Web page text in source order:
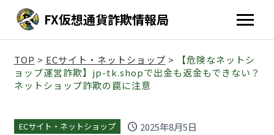
FX仮想通貨詐欺情報局
TOP > ECサイト・ネットショップ >
【危険なネットシ
ョップ運営詐欺】jp-tk.shopで出金も返金もできない？
ネットショップ詐欺の罠に注意
ECサイト・ネットショップ schedule 2025年8月5日